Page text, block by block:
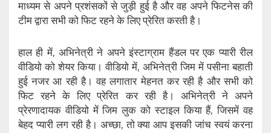
माध्यम से अपने प्रशंसकों से जुड़ी हुई है और वह अपने फिटनेस की
टीम द्वारा सभी को फिट रहने के लिए प्रेरित करती है।
हाल ही में, अभिनेत्री ने अपने इंस्टाग्राम हैंडल पर एक प्यारी रील
वीडियो को शेयर किया। वीडियो में, अभिनेत्री जिम में पसीना बहाती
हुई नजर आ रही है। वह लगातार मेहनत कर‌ रही है और सभी को
फिट रहने के लिए प्रेरित कर रही है। अभिनेत्री ने अपने
प्रेरणादायक वीडियो में जिम लुक को स्टाइल किया हैं, जिसमें वह
बेहद प्यारी लग रही है। अच्छा, तो क्या आप इसकी जांच स्वयं करना